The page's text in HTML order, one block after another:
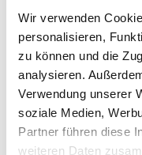
Wir verwenden
personalisieren,
zu können und die
analysieren.
Verwendung unserer
soziale Medien,
Partner führen diese
weiteren Daten